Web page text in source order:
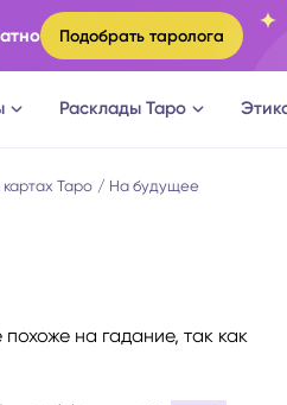
Подобрать таролога
Расклады Таро
Расклад Таро на судьбу
Таро На будущее
на гадание, так как